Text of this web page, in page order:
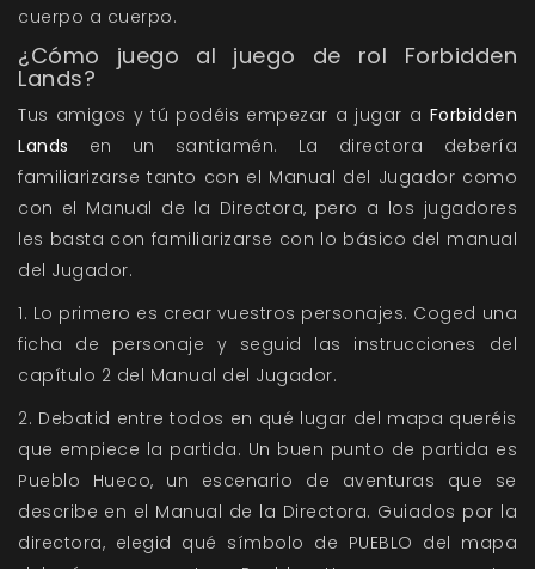
cuerpo a cuerpo.
¿Cómo juego al juego de rol Forbidden
Lands?
Tus amigos y tú podéis empezar a jugar a Forbidden
Lands en un santiamén. La directora debería
familiarizarse tanto con el Manual del Jugador como
con el Manual de la Directora, pero a los jugadores
les basta con familiarizarse con lo básico del manual
del Jugador.
1. Lo primero es crear vuestros personajes. Coged una
ficha de personaje y seguid las instrucciones del
capítulo 2 del Manual del Jugador.
2. Debatid entre todos en qué lugar del mapa queréis
que empiece la partida. Un buen punto de partida es
Pueblo Hueco, un escenario de aventuras que se
describe en el Manual de la Directora. Guiados por la
directora, elegid qué símbolo de PUEBLO del mapa